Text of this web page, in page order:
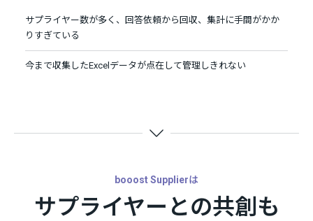
サプライヤー数が多く、回答依頼から回収、集計に手間がかか
りすぎている
今まで収集したExcelデータが点在して管理しきれない
booost Supplierは
サプライヤーとの共創も